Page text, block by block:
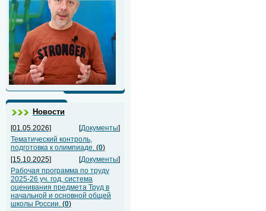
Новости
[01.05.2026] [Документы]
Тематический контроль,
подготовка к олимпиаде. (0)
[15.10.2025]
[Документы]
Рабочая программа по труду
2025-26 уч. год, система
оценивания предмета Труд в
начальной и основной общей
школы России. (0)